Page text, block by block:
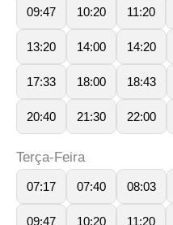
09:47 10:20 11:20
13:20 14:00 14:20
17:33 18:00 18:43
20:40 21:30 22:00
Terça-Feira
07:17 07:40 08:03
09:47 10:20 11:20